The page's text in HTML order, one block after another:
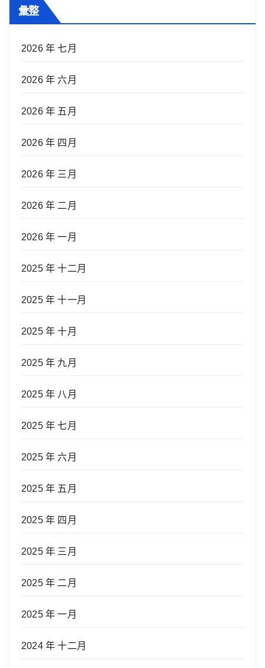
彙整
2026 年 七月
2026 年 六月
2026 年 五月
2026 年 四月
2026 年 三月
2026 年 二月
2026 年 一月
2025 年 十二月
2025 年 十一月
2025 年 十月
2025 年 九月
2025 年 八月
2025 年 七月
2025 年 六月
2025 年 五月
2025 年 四月
2025 年 三月
2025 年 二月
2025 年 一月
2024 年 十二月